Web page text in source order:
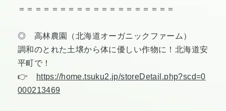
＝＝＝＝＝＝＝＝＝＝＝＝＝＝＝＝＝＝＝
◎ 高林農園（北海道オーガニックファーム）
調和のとれた土壌から体に優しい作物に！北海道安
平町で！
👉 https://home.tsuku2.jp/storeDetail.php?scd=0
000213469